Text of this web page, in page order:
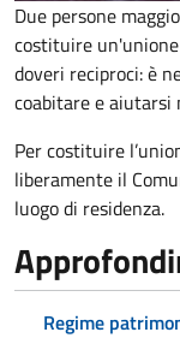
Due persone
costituire
doveri reciproci: è
coabitare e
Per costituire
liberamente il
luogo di residenza.
Regime